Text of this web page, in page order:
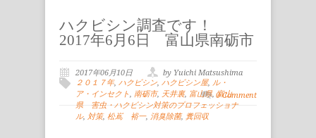
ハクビシン調査です！
2017年6月6日 富山県南砺市
2017年06月10日
by Yuichi Matsushima
２０１７年, ハクビシン, ハクビシン屋, ル・
ア・インセクト, 南砺市, 天井裏, 富山県,富山
県 害虫・ハクビシン対策のプロフェッショナ
ル, 対策, 松嶌 裕一, 消臭除菌, 糞回収
0 Comment